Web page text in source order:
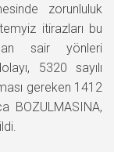
zorunluluk
itirazları bu
sair yönleri
5320 sayılı
gereken 1412
BOZULMASINA,